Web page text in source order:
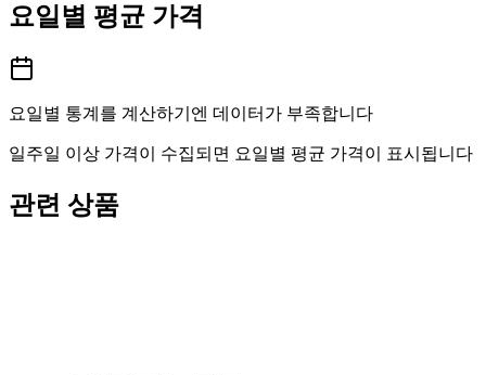
요일별 평균 가격
요일별 통계를 계산하기엔 데이터가 부족합니다
일주일 이상 가격이 수집되면 요일별 평균 가격이 표시됩니다
관련 상품